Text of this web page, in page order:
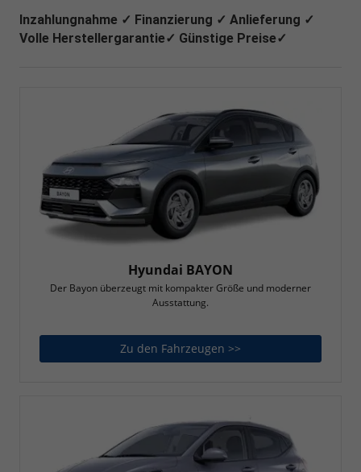
Inzahlungnahme ✓ Finanzierung ✓ Anlieferung ✓
Volle Herstellergarantie✓ Günstige Preise✓
Hyundai BAYON
Der Bayon überzeugt mit kompakter Größe und moderner
Ausstattung.
Zu den Fahrzeugen >>